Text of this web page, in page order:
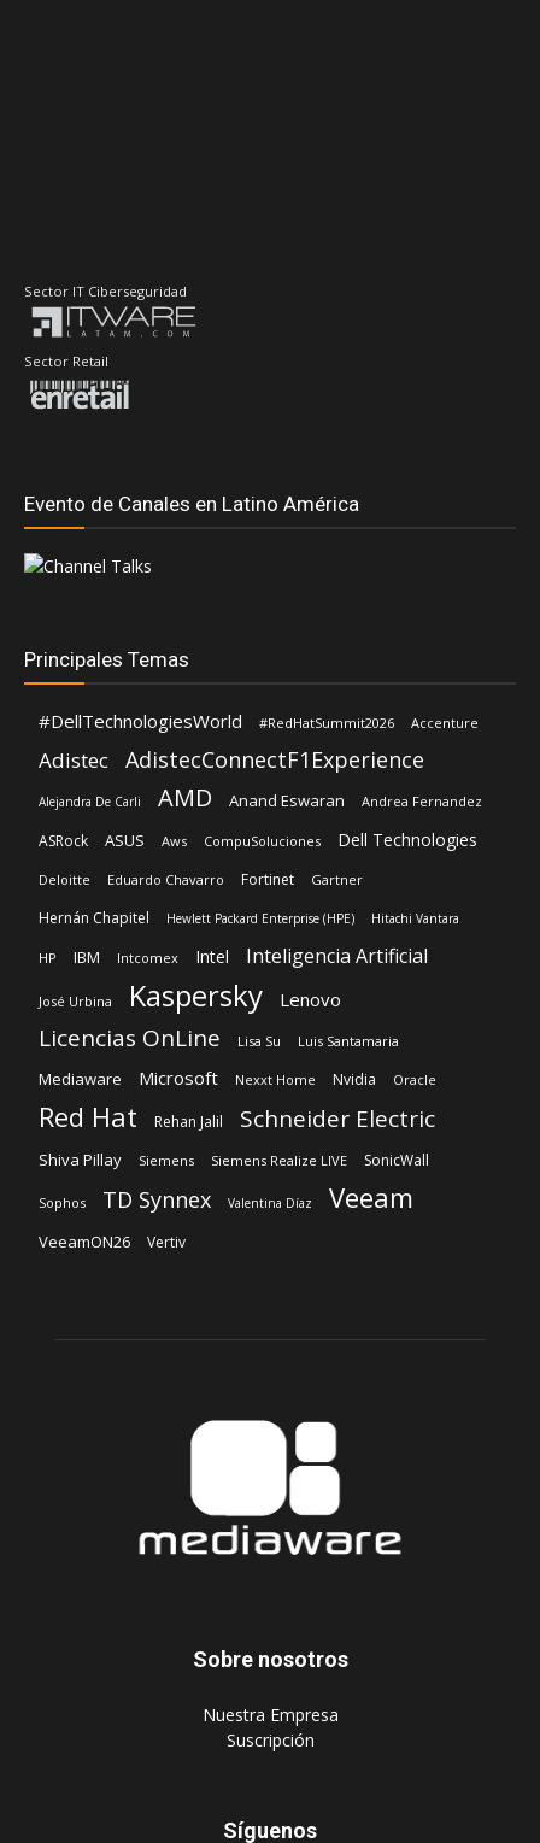
Sector IT Ciberseguridad
Sector Retail
Evento de Canales en Latino América
Principales Temas
#DellTechnologiesWorld #RedHatSummit2026 Accenture
Adistec AdistecConnectF1Experience
Alejandra De Carli AMD Anand Eswaran Andrea Fernandez
ASRock ASUS Aws CompuSoluciones Dell Technologies
Deloitte Eduardo Chavarro Fortinet Gartner
Hernán Chapitel Hewlett Packard Enterprise (HPE) Hitachi Vantara
HP IBM Intcomex Intel Inteligencia Artificial
José Urbina Kaspersky Lenovo
Licencias OnLine Lisa Su Luis Santamaria
Mediaware Microsoft Nexxt Home Nvidia Oracle
Red Hat Rehan Jalil Schneider Electric
Shiva Pillay Siemens Siemens Realize LIVE SonicWall
Sophos TD Synnex Valentina Díaz Veeam
VeeamON26 Vertiv
Sobre nosotros
‎Nuestra Empresa
‎Suscripción
Síguenos